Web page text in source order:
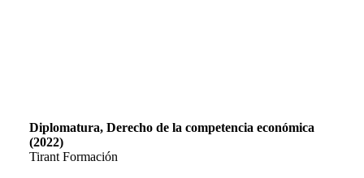
Diplomatura, Derecho de la competencia económica
(2022)
Tirant Formación